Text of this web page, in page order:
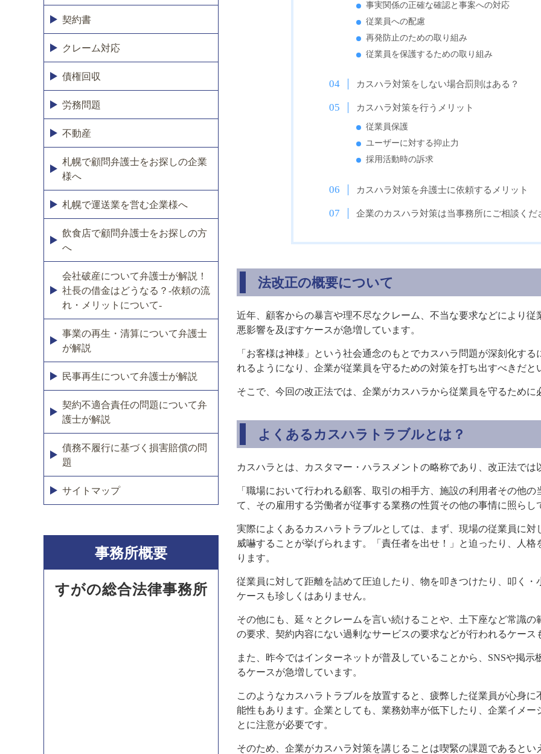
事実関係の正確な確認と事案への対応
従業員への配慮
再発防止のための取り組み
従業員を保護するための取り組み
カスハラ対策をしない場合罰則はある？
カスハラ対策を行うメリット
従業員保護
ユーザーに対する抑止力
採用活動時の訴求
カスハラ対策を弁護士に依頼するメリット
企業のカスハラ対策は当事務所にご相談くだ
法改正の概要について
近年、顧客からの暴言や理不尽なクレーム、不当な要求などにより
悪影響を及ぼすケースが急増しています。
「お客様は神様」という社会通念のもとでカスハラ問題が深刻化す
れるようになり、企業が従業員を守るための対策を打ち出すべきだと
そこで、今回の改正法では、企業がカスハラから従業員を守るために
よくあるカスハラトラブルとは？
カスハラとは、カスタマー・ハラスメントの略称であり、改正法では
「職場において行われる顧客、取引の相手方、施設の利用者その他
て、その雇用する労働者が従事する業務の性質その他の事情に照らし
実際によくあるカスハラトラブルとしては、まず、現場の従業員に
威嚇することが挙げられます。「責任者を出せ！」と迫ったり、人
ります。
従業員に対して距離を詰めて圧迫したり、物を叩きつけたり、叩く
ケースも珍しくはありません。
その他にも、延々とクレームを言い続けることや、土下座など常識
の要求、契約内容にない過剰なサービスの要求などが行われるケース
また、昨今ではインターネットが普及していることから、SNSや掲
るケースが急増しています。
このようなカスハラトラブルを放置すると、疲弊した従業員が心身
能性もあります。企業としても、業務効率が低下したり、企業イメ
とに注意が必要です。
そのため、企業がカスハラ対策を講じることは喫緊の課題であるとい
契約書
クレーム対応
債権回収
労務問題
不動産
札幌で顧問弁護士をお探しの企業
様へ
札幌で運送業を営む企業様へ
飲食店で顧問弁護士をお探しの方
へ
会社破産について弁護士が解説！
社長の借金はどうなる？-依頼の流
れ・メリットについて-
事業の再生・清算について弁護士
が解説
民事再生について弁護士が解説
契約不適合責任の問題について弁
護士が解説
債務不履行に基づく損害賠償の問
題
サイトマップ
事務所概要
すがの総合法律事務所